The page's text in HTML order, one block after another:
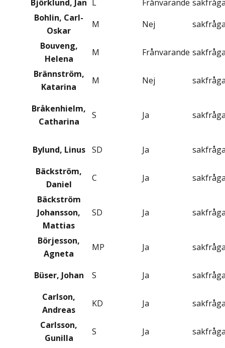
Björklund, Jan L Frånvarande
Bohlin, Carl-
Oskar
M Nej
Bouveng,
Helena
M Frånvarande
Brännström,
Katarina
M Nej
Bråkenhielm,
Catharina
S Ja
Bylund, Linus SD Ja
Bäckström,
Daniel
C Ja
Bäckström
Johansson,
Mattias
SD Ja
Börjesson,
Agneta
MP Ja
Büser, Johan S Ja
Carlson,
Andreas
KD Ja
Carlsson,
Gunilla
S Ja